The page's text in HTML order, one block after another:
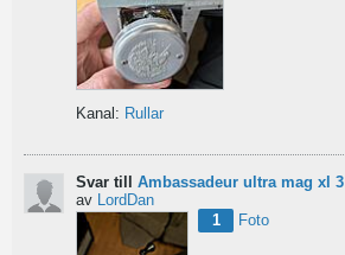
Kanal: Rullar
Svar till Ambassadeur ultra mag xl 3
av
LordDan
1
Foto